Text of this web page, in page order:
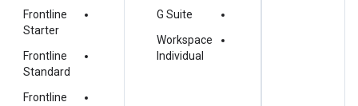
G Suite
Workspace
Individual
Frontline
Starter
Frontline
Standard
Frontline